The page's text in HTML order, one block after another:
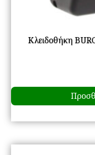
Κλειδοθήκη